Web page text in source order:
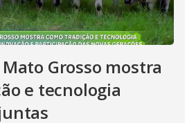
Grosso mostra
e tecnologia